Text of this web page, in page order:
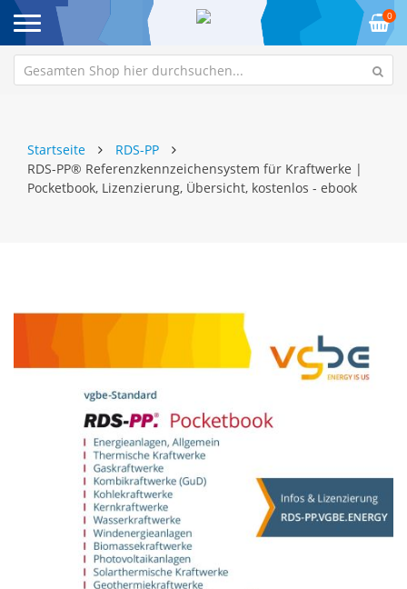
0
Startseite
RDS-PP
RDS-PP® Referenzkennzeichensystem für Kraftwerke |
Pocketbook, Lizenzierung, Übersicht, kostenlos - ebook
Bildgalerie